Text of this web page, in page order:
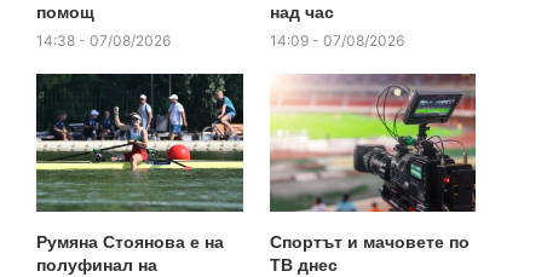
помощ
14:38 - 07/08/2026
над час
14:09 - 07/08/2026
Румяна Стоянова е на
полуфинал на
Спортът и мачовете по
ТВ днес